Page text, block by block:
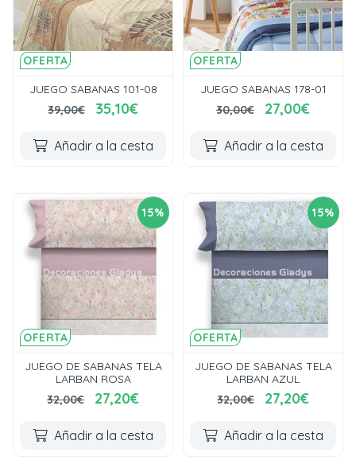
OFERTA
JUEGO SABANAS 101-08
39,00€
35,10€
Añadir a la cesta
OFERTA
JUEGO SABANAS 178-01
30,00€
27,00€
Añadir a la cesta
15%
OFERTA
JUEGO DE SABANAS TELA
LARBAN ROSA
32,00€
27,20€
Añadir a la cesta
15%
OFERTA
JUEGO DE SABANAS TELA
LARBAN AZUL
32,00€
27,20€
Añadir a la cesta